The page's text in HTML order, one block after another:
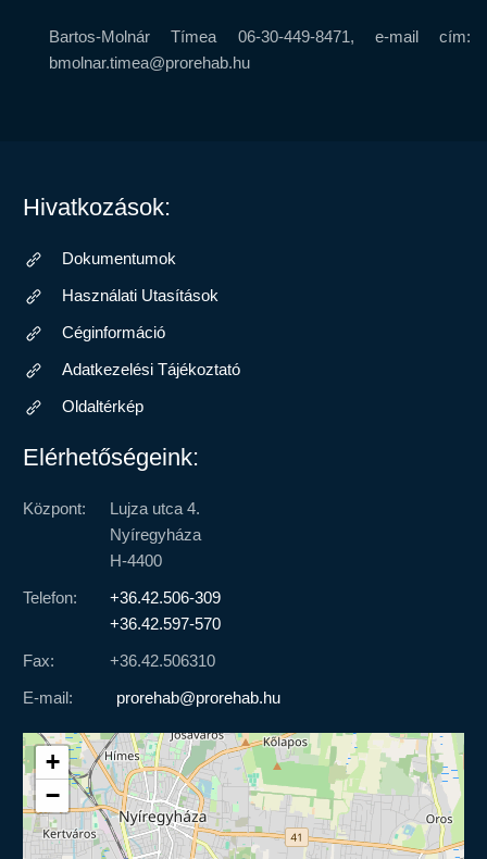
Bartos-Molnár Tímea 06-30-449-8471, e-mail cím:
bmolnar.timea@prorehab.hu
Hivatkozások:
Dokumentumok
Használati Utasítások
Céginformáció
Adatkezelési Tájékoztató
Oldaltérkép
Elérhetőségeink:
Központ:
Lujza utca 4.
Nyíregyháza
H-4400
Telefon:
+36.42.506-309
+36.42.597-570
Fax:
+36.42.506310
E-mail:
prorehab@prorehab.hu
+
−